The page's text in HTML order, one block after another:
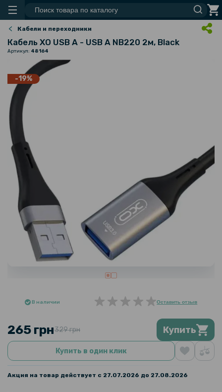
Кабели и переходники
Кабель XO USB A - USB A NB220 2м, Black
Артикул: 48164
-19%
В наличии Оставить отзыв
265 грн329 грн Купить
Купить в один клик
Акция на товар действует с 27.07.2026 до 27.08.2026